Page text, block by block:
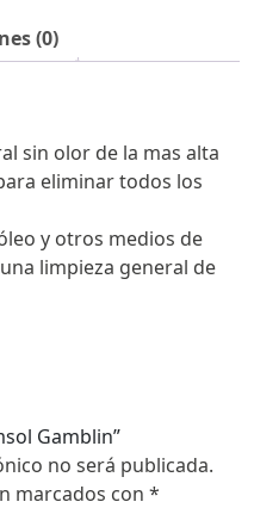
(0)
sin olor de la mas alta
eliminar todos los
y otros medios de
limpieza general de
Gamblin”
no será publicada.
marcados con *